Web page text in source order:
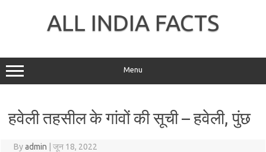
ALL INDIA FACTS
Menu
हवेली तहसील के गांवों की सूची – हवेली, पुंछ
Byadmin जून 18, 2022